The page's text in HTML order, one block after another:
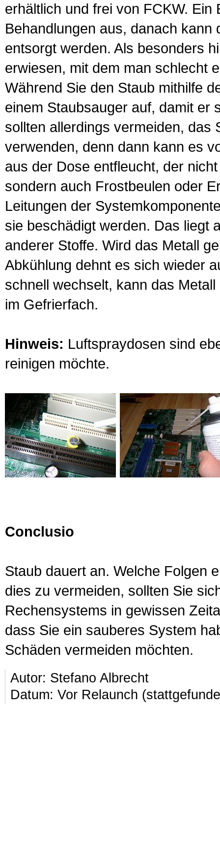
erhältlich und frei von FCKW.
Behandlungen aus, danach
entsorgt werden. Als besonders
erwiesen, mit dem man schlecht
Während Sie den Staub mithilfe
einem Staubsauger auf, damit er
sollten allerdings vermeiden, das
verwenden, denn dann kann es
aus der Dose entfleucht, der
sondern auch Frostbeulen oder
Leitungen der
sie beschädigt werden. Das liegt
anderer Stoffe. Wird das Metall
Abkühlung dehnt es sich wieder
schnell wechselt, kann das
im Gefrierfach.
Hinweis: Luftspraydosen sind
reinigen möchte.
Conclusio
Staub dauert an. Welche Folgen
dies zu vermeiden, sollten Sie
Rechensystems in gewissen
dass Sie ein sauberes System
Schäden vermeiden möchten.
Autor: Stefano Albrecht
Datum: Vor Relaunch